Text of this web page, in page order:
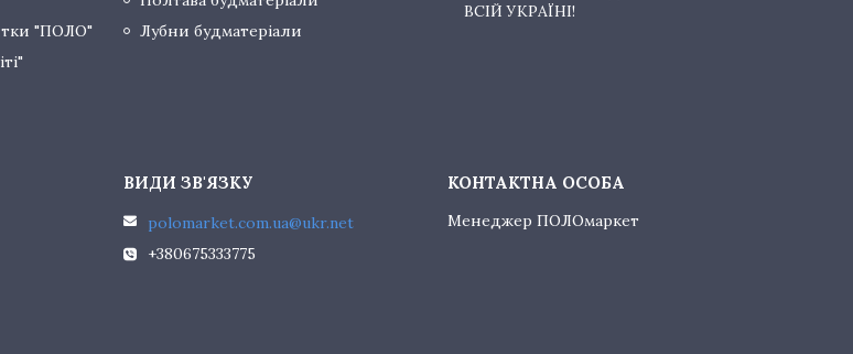
"ПОЛО"
Лубни будматеріали
ВСІЙ УКРАЇНІ!
polomarket.com.ua@ukr.net
+380675333775
Менеджер ПОЛОмаркет